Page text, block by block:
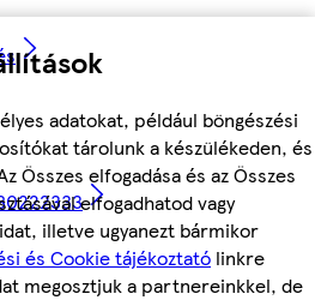
adatokat, például böngészési
tárolunk a készülékeden, és
Összes elfogadása és az Összes
elfogadhatod vagy
illetve ugyanezt bármikor
és Cookie tájékoztató linkre
megosztjuk a partnereinkkel, de